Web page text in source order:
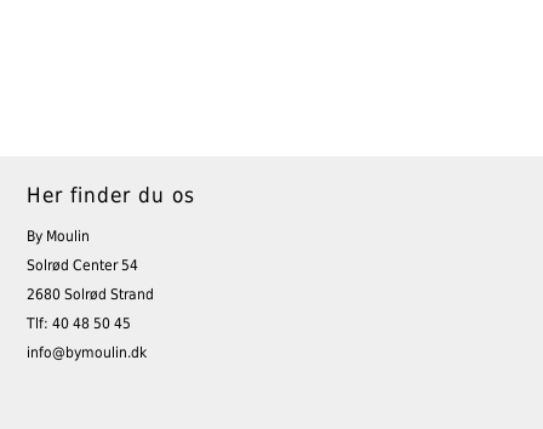
Her finder du os
By Moulin
Solrød Center 54
2680 Solrød Strand
Tlf: 40 48 50 45
info@bymoulin.dk